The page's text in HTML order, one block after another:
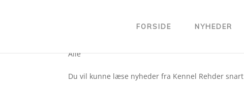
FORSIDE NYHEDER
Alle
Du vil kunne læse nyheder fra Kennel Rehder snart